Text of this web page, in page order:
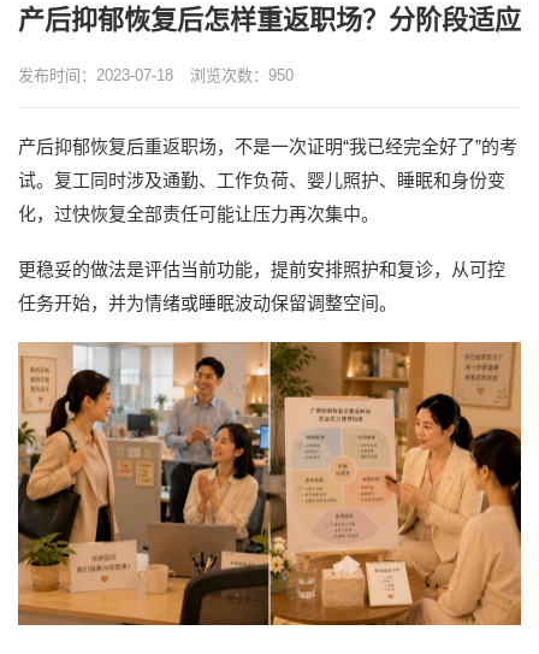
产后抑郁恢复后怎样重返职场？分阶段适应
发布时间：2023-07-18 浏览次数： 950
产后抑郁恢复后重返职场，不是一次证明“我已经完全好了”的考
试。复工同时涉及通勤、工作负荷、婴儿照护、睡眠和身份变
化，过快恢复全部责任可能让压力再次集中。
更稳妥的做法是评估当前功能，提前安排照护和复诊，从可控
任务开始，并为情绪或睡眠波动保留调整空间。